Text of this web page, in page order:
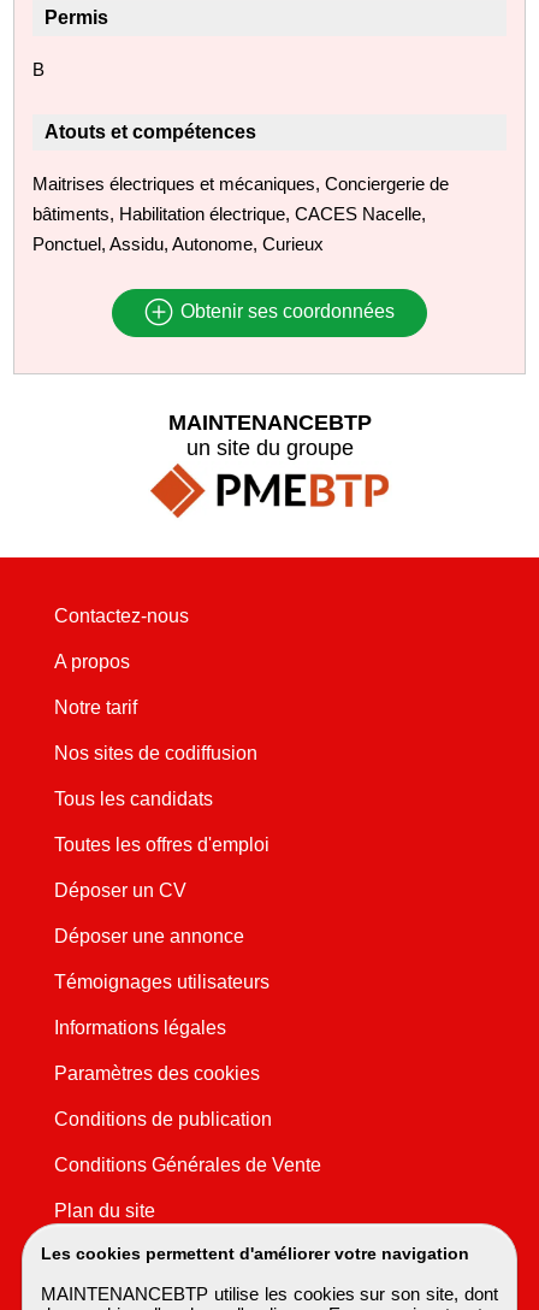
Permis
B
Atouts et compétences
Maitrises électriques et mécaniques, Conciergerie de
bâtiments, Habilitation électrique, CACES Nacelle,
Ponctuel, Assidu, Autonome, Curieux
Obtenir ses coordonnées
Les cookies permettent d'améliorer votre navigation
MAINTENANCEBTP utilise les cookies sur son site, dont
MAINTENANCEBTP
un site du groupe
Contactez-nous
A propos
Notre tarif
Nos sites de codiffusion
Tous les candidats
Toutes les offres d'emploi
Déposer un CV
Déposer une annonce
Témoignages utilisateurs
Informations légales
Paramètres des cookies
Conditions de publication
Conditions Générales de Vente
Plan du site